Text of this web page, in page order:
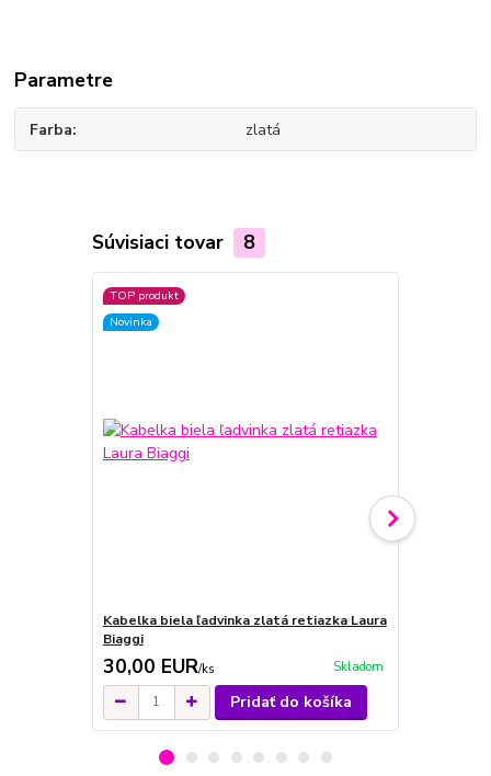
Parametre
Farba zlatá
Súvisiaci tovar 8
TOP produkt
Novinka
Kabelka biela ľadvinka zlatá retiazka Laura
Biaggi
30,00 EUR/ks Skladom
Pridať do košíka